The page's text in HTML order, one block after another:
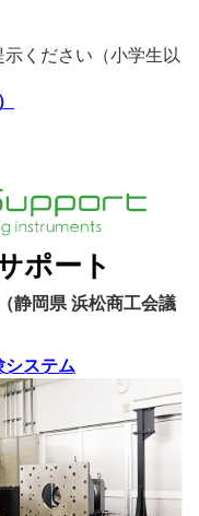
ください（小学生以
ポート
（静岡県 浜松商工会議
ステム